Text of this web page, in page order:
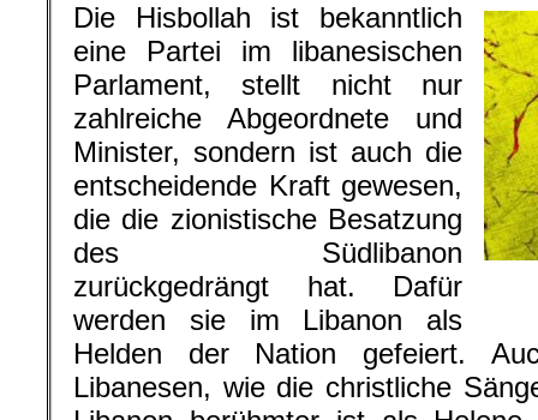
Die Hisbollah ist bekanntlich
eine Partei im libanesischen
Parlament, stellt nicht nur
zahlreiche Abgeordnete und
Minister, sondern ist auch die
entscheidende Kraft gewesen,
die die zionistische Besatzung
des Südlibanon
zurückgedrängt hat. Dafür
werden sie im Libanon als
Helden der Nation gefeiert.
Libanesen, wie die christliche